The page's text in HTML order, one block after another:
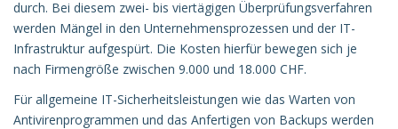
durch. Bei diesem zwei- bis viertägigen Überprüfungsverfahren
werden Mängel in den Unternehmensprozessen und der IT-
Infrastruktur aufgespürt. Die Kosten hierfür bewegen sich je
nach Firmengröße zwischen 9.000 und 18.000 CHF.
Für allgemeine IT-Sicherheitsleistungen wie das Warten von
Antivirenprogrammen und das Anfertigen von Backups werden